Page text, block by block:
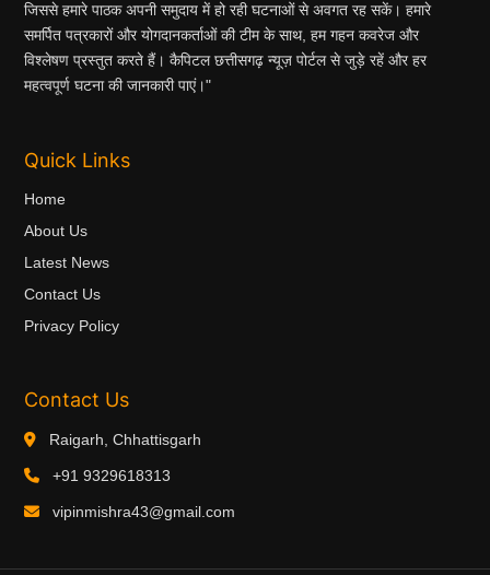
जिससे हमारे पाठक अपनी समुदाय में हो रही घटनाओं से अवगत रह सकें। हमारे
समर्पित पत्रकारों और योगदानकर्ताओं की टीम के साथ, हम गहन कवरेज और
विश्लेषण प्रस्तुत करते हैं। कैपिटल छत्तीसगढ़ न्यूज़ पोर्टल से जुड़े रहें और हर
महत्वपूर्ण घटना की जानकारी पाएं।"
Quick Links
Home
About Us
Latest News
Contact Us
Privacy Policy
Contact Us
Raigarh, Chhattisgarh
+91 9329618313
vipinmishra43@gmail.com